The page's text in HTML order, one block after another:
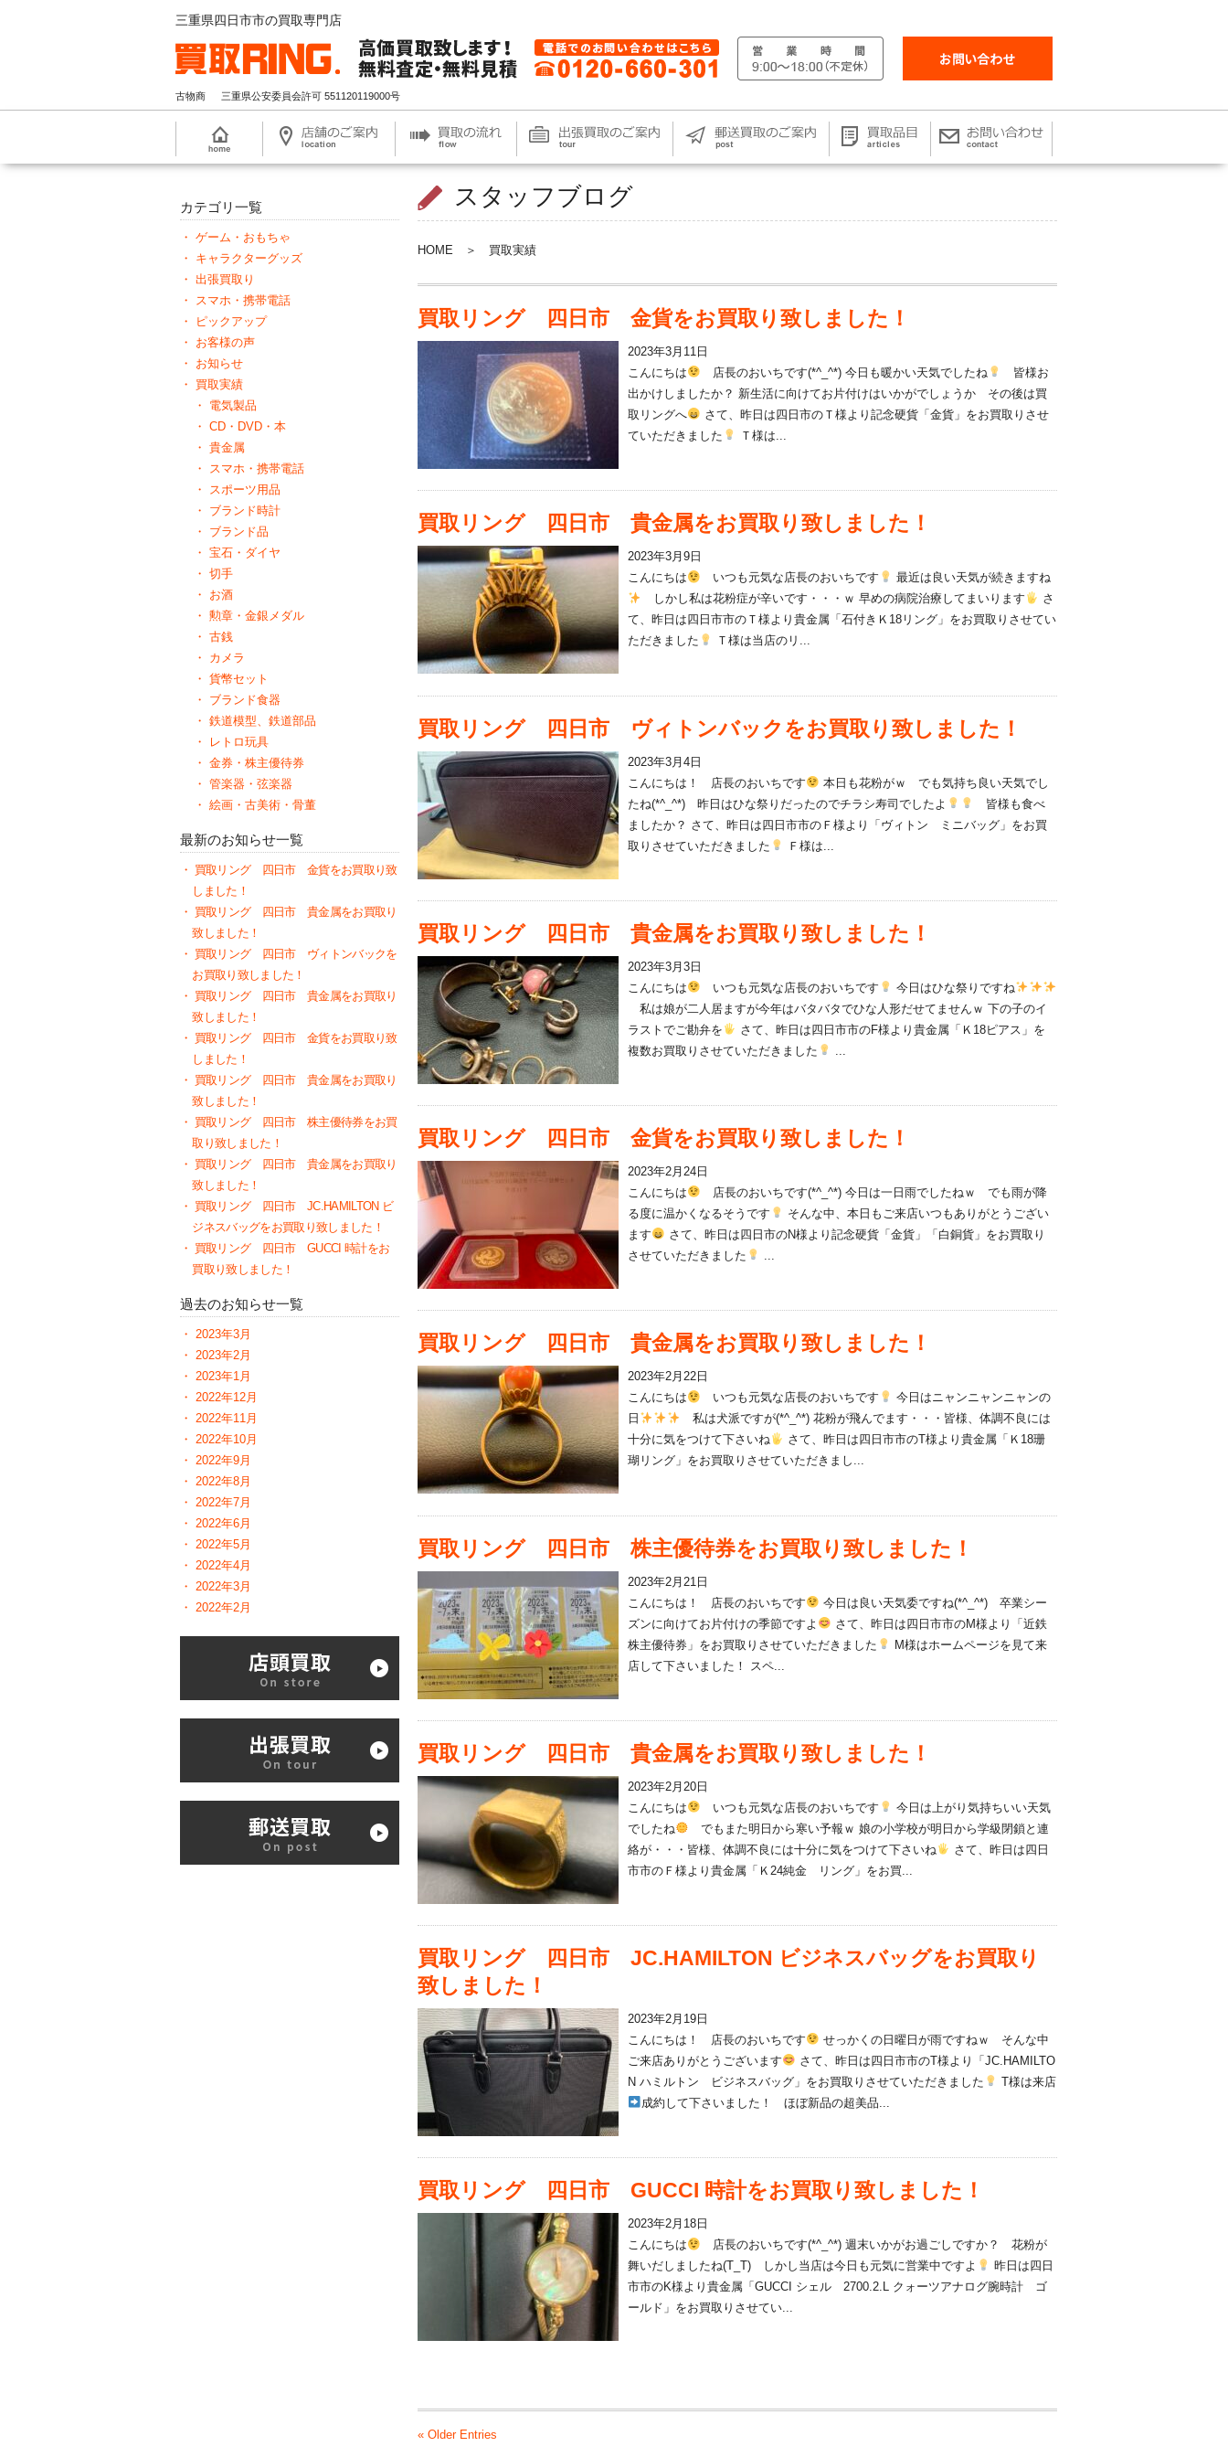
三重県四日市市の買取専門店
古物商 三重県公安委員会許可 551120119000号
スタッフブログ
HOME ＞ 買取実績
買取リング 四日市 金貨をお買取り致しました！
2023年3月11日
こんにちは
店長のおいちです(*^_^*) 今日も暖かい天気でしたね
皆様お
出かけしましたか？ 新生活に向けてお片付けはいかがでしょうか その後は買
取リングへ
さて、昨日は四日市のＴ様より記念硬貨「金貨」をお買取りさせ
ていただきました
Ｔ様は...
買取リング 四日市 貴金属をお買取り致しました！
2023年3月9日
こんにちは
いつも元気な店長のおいちです
最近は良い天気が続きますね
しかし私は花粉症が辛いです・・・ｗ 早めの病院治療してまいります
さ
て、昨日は四日市市のＴ様より貴金属「石付きＫ18リング」をお買取りさせてい
ただきました
Ｔ様は当店のリ...
買取リング 四日市 ヴィトンバックをお買取り致しました！
2023年3月4日
こんにちは！ 店長のおいちです
本日も花粉がｗ でも気持ち良い天気でし
たね(*^_^*) 昨日はひな祭りだったのでチラシ寿司でしたよ
皆様も食べ
ましたか？ さて、昨日は四日市市のＦ様より「ヴィトン ミニバッグ」をお買
取りさせていただきました
Ｆ様は...
買取リング 四日市 貴金属をお買取り致しました！
2023年3月3日
こんにちは
いつも元気な店長のおいちです
今日はひな祭りですね
私は娘が二人居ますが今年はバタバタでひな人形だせてませんｗ 下の子のイ
ラストでご勘弁を
さて、昨日は四日市市のF様より貴金属「Ｋ18ピアス」を
複数お買取りさせていただきました
買取リング 四日市 金貨をお買取り致しました！
2023年2月24日
こんにちは
店長のおいちです(*^_^*) 今日は一日雨でしたねｗ でも雨が降
る度に温かくなるそうです
そんな中、本日もご来店いつもありがとうござい
ます
さて、昨日は四日市のN様より記念硬貨「金貨」「白銅貨」をお買取り
させていただきました
...
買取リング 四日市 貴金属をお買取り致しました！
2023年2月22日
こんにちは
いつも元気な店長のおいちです
今日はニャンニャンニャンの
日
私は犬派ですが(*^_^*) 花粉が飛んでます・・・皆様、体調不良には
十分に気をつけて下さいね
さて、昨日は四日市市のT様より貴金属「Ｋ18珊
瑚リング」をお買取りさせていただきまし...
買取リング 四日市 株主優待券をお買取り致しました！
2023年2月21日
こんにちは！ 店長のおいちです
今日は良い天気委ですね(*^_^*) 卒業シー
ズンに向けてお片付けの季節ですよ
さて、昨日は四日市市のM様より「近鉄
株主優待券」をお買取りさせていただきました
M様はホームページを見て来
店して下さいました！ スペ...
買取リング 四日市 貴金属をお買取り致しました！
2023年2月20日
こんにちは
いつも元気な店長のおいちです
今日は上がり気持ちいい天気
でしたね
でもまた明日から寒い予報ｗ 娘の小学校が明日から学級閉鎖と連
絡が・・・皆様、体調不良には十分に気をつけて下さいね
さて、昨日は四日
市市のＦ様より貴金属「Ｋ24純金 リング」をお買...
買取リング 四日市 JC.HAMILTON ビジネスバッグをお買取り
致しました！
2023年2月19日
こんにちは！ 店長のおいちです
せっかくの日曜日が雨ですねｗ そんな中
ご来店ありがとうございます
さて、昨日は四日市市のT様より「JC.HAMILTO
N ハミルトン ビジネスバッグ」をお買取りさせていただきました
T様は来店
成約して下さいました！ ほぼ新品の超美品...
買取リング 四日市 GUCCI 時計をお買取り致しました！
2023年2月18日
こんにちは
店長のおいちです(*^_^*) 週末いかがお過ごしですか？ 花粉が
舞いだしましたね(T_T) しかし当店は今日も元気に営業中ですよ
昨日は四日
市市のK様より貴金属「GUCCI シェル 2700.2.L クォーツアナログ腕時計 ゴ
ールド」をお買取りさせてい...
« Older Entries
カテゴリ一覧
ゲーム・おもちゃ
キャラクターグッズ
出張買取り
スマホ・携帯電話
ピックアップ
お客様の声
お知らせ
買取実績
電気製品
CD・DVD・本
貴金属
スマホ・携帯電話
スポーツ用品
ブランド時計
ブランド品
宝石・ダイヤ
切手
お酒
勲章・金銀メダル
古銭
カメラ
貨幣セット
ブランド食器
鉄道模型、鉄道部品
レトロ玩具
金券・株主優待券
管楽器・弦楽器
絵画・古美術・骨董
最新のお知らせ一覧
買取リング 四日市 金貨をお買取り致
しました！
買取リング 四日市 貴金属をお買取り
致しました！
買取リング 四日市 ヴィトンバックを
お買取り致しました！
買取リング 四日市 貴金属をお買取り
致しました！
買取リング 四日市 金貨をお買取り致
しました！
買取リング 四日市 貴金属をお買取り
致しました！
買取リング 四日市 株主優待券をお買
取り致しました！
買取リング 四日市 貴金属をお買取り
致しました！
買取リング 四日市 JC.HAMILTON ビ
ジネスバッグをお買取り致しました！
買取リング 四日市 GUCCI 時計をお
買取り致しました！
過去のお知らせ一覧
2023年3月
2023年2月
2023年1月
2022年12月
2022年11月
2022年10月
2022年9月
2022年8月
2022年7月
2022年6月
2022年5月
2022年4月
2022年3月
2022年2月